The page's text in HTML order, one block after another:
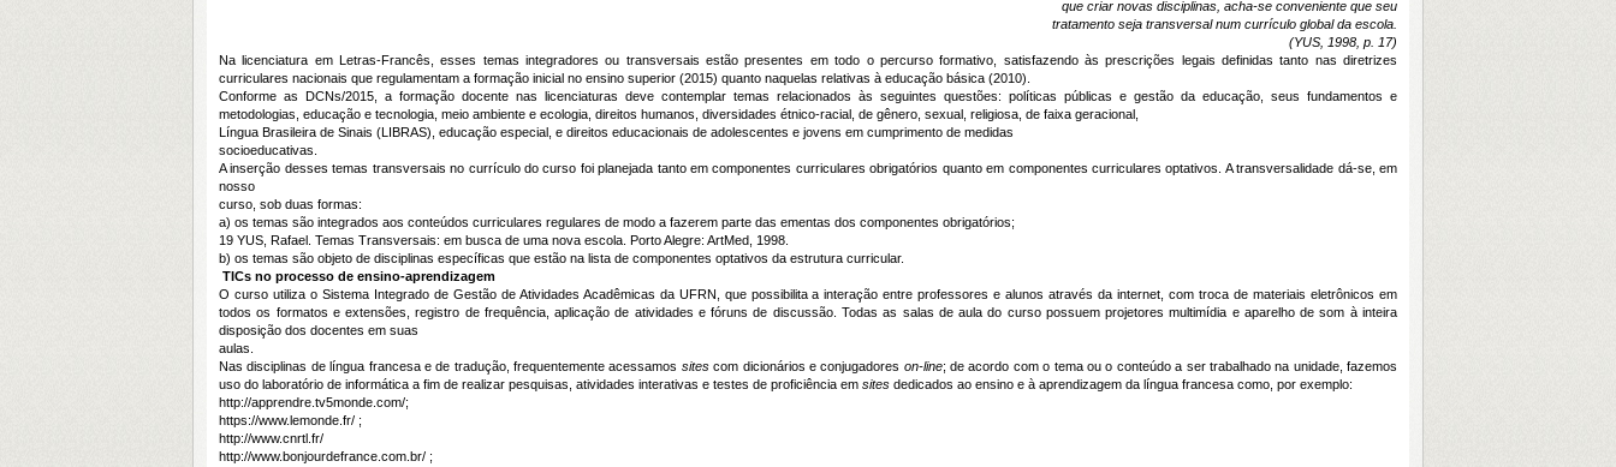
que criar novas disciplinas, acha-se conveniente que seu
tratamento seja transversal num currículo global da escola.
(YUS, 1998, p. 17)
Na licenciatura em Letras-Francês, esses temas integradores ou transversais estão presentes em todo o percurso formativo, satisfazendo às prescrições legais definidas tanto nas diretrizes
curriculares nacionais que regulamentam a formação inicial no ensino superior (2015) quanto naquelas relativas à educação básica (2010).
Conforme as DCNs/2015, a formação docente nas licenciaturas deve contemplar temas relacionados às seguintes questões: políticas públicas e gestão da educação, seus fundamentos e
metodologias, educação e tecnologia, meio ambiente e ecologia, direitos humanos, diversidades étnico-racial, de gênero, sexual, religiosa, de faixa geracional,
Língua Brasileira de Sinais (LIBRAS), educação especial, e direitos educacionais de adolescentes e jovens em cumprimento de medidas
socioeducativas.
A inserção desses temas transversais no currículo do curso foi planejada tanto em componentes curriculares obrigatórios quanto em componentes curriculares optativos. A transversalidade dá-se, em
nosso
curso, sob duas formas:
a) os temas são integrados aos conteúdos curriculares regulares de modo a fazerem parte das ementas dos componentes obrigatórios;
19 YUS, Rafael. Temas Transversais: em busca de uma nova escola. Porto Alegre: ArtMed, 1998.
b) os temas são objeto de disciplinas específicas que estão na lista de componentes optativos da estrutura curricular.
TICs no processo de ensino-aprendizagem
O curso utiliza o Sistema Integrado de Gestão de Atividades Acadêmicas da UFRN, que possibilita a interação entre professores e alunos através da internet, com troca de materiais eletrônicos em
todos os formatos e extensões, registro de frequência, aplicação de atividades e fóruns de discussão. Todas as salas de aula do curso possuem projetores multimídia e aparelho de som à inteira
disposição dos docentes em suas
aulas.
Nas disciplinas de língua francesa e de tradução, frequentemente acessamos sitescom dicionários e conjugadores on-line; de acordo com o tema ou o conteúdo a ser trabalhado na unidade, fazemos
uso do laboratório de informática a fim de realizar pesquisas, atividades interativas e testes de proficiência em sites dedicados ao ensino e à aprendizagem da língua francesa como, por exemplo:
http://apprendre.tv5monde.com/;
https://www.lemonde.fr/ ;
http://www.cnrtl.fr/
http://www.bonjourdefrance.com.br/ ;